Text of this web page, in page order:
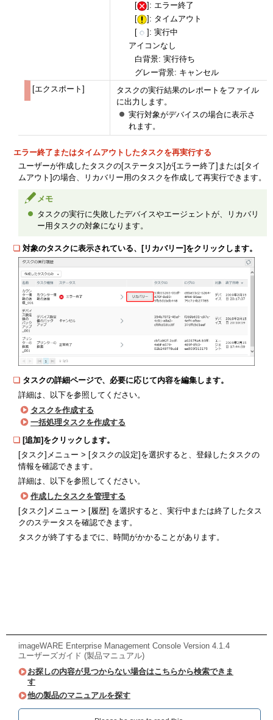
[
]: エラー終了
[
]: タイムアウト
[
]: 実行中
アイコンなし
白背景: 実行待ち
グレー背景: キャンセル
[エクスポート]
タスクの実行結果のレポートをファイル
に出力します。
実行対象がデバイスの場合に表示さ
れます。
エラー終了またはタイムアウトしたタスクを再実行する
ユーザーが作成したタスクの[ステータス]が[エラー終了]または[タイ
ムアウト]の場合、リカバリー用のタスクを作成して再実行できます。
メモ
タスクの実行に失敗したデバイスやエージェントが、リカバリ
ー用タスクの対象になります。
対象のタスクに表示されている、[リカバリー]をクリックします。
タスクの詳細ページで、必要に応じて内容を編集します。
詳細は、以下を参照してください。
タスクを作成する
一括処理タスクを作成する
[追加]をクリックします。
[タスク]メニュー > [タスクの設定]を選択すると、登録したタスクの
情報を確認できます。
詳細は、以下を参照してください。
作成したタスクを管理する
[タスク]メニュー > [履歴] を選択すると、実行中または終了したタス
クのステータスを確認できます。
タスクが終了するまでに、時間がかかることがあります。
imageWARE Enterprise Management Console Version 4.1.4
ユーザーズガイド (製品マニュアル)
お探しの内容が見つからない場合はこちらから検索できま
す
他の製品のマニュアルを探す